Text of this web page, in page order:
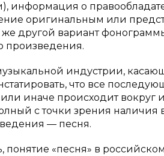
информация о
оригинальным или
другой вариант
произведения.
индустрии,
что все
иначе происходит вокруг
с точки зрения
— песня.
понятие «песня» в